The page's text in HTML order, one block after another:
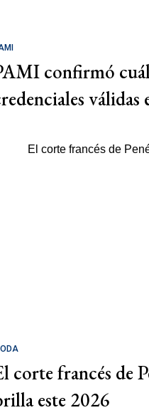
confirmó
válidas
corte francés de
este 2026